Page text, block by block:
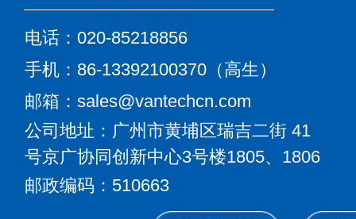
电话：020-85218856
手机：86-13392100370（高生）
邮箱：sales@vantechcn.com
公司地址：广州市黄埔区瑞吉二街 41
号京广协同创新中心3号楼1805、 1806
邮政编码：510663